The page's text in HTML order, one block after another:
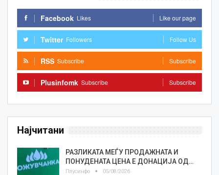
Facebook Likes Like our page
Twitter Followers Follow Us
RSS Subscribe Subscribe
Plusinfomk Subscribe Subscribe
Најчитани
РАЗЛИКАТА МЕЃУ ПРОДАЖНАТА И
ПОНУДЕНАТА ЦЕНА Е ДОНАЦИЈА ОД…
Плусинфо 05/08/2026